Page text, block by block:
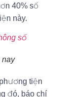
40% số
này.
nay
tiện
đó, báo chí